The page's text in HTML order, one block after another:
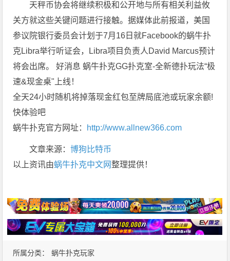
所属分类： 蜗牛扑克玩家
天秤币协会将继续积极和公开地与所有相关利益攸
关方就这些关键问题进行接触。据媒体此前报道，美国
参议院银行委员会计划于7月16日就Facebook的蜗牛扑
克Libra举行听证会，Libra项目负责人David Marcus预计
将会出席。 好消息 蜗牛扑克GG扑克室-全新德扑玩法“极
速&现金桌"上线！
全天24小时随机将掉落现金红包至牌局底池或玩家余额!
快体验吧
蜗牛扑克官方网址： http://www.allnew366.com
文章来源：博狗比特币
以上资讯由蜗牛扑克中文网整理提供！